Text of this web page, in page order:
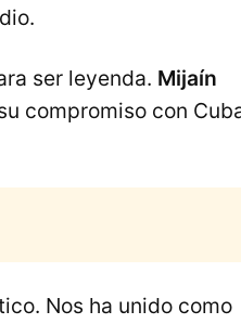
ser leyenda. Mijaín
compromiso con
Nos ha unido como